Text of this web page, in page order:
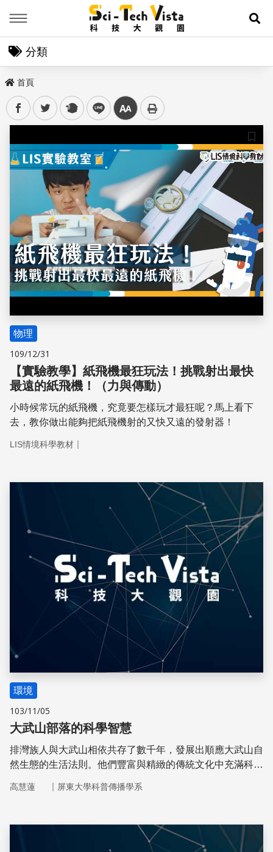
展
分類
首頁
facebooktwitter plurk line 中
儲存
物理
109/12/31
【實驗教學】紙飛機最狂玩法！挑戰射出最快
最遠的紙飛機！（力與傳動）
小時候常玩的紙飛機，究竟要怎樣玩才最狂呢？馬上看下
去，教你做出能夠把紙飛機射的又快又遠的發射器！
LIS情境科學教材 ｜
儲存
環境
103/11/05
大武山部落的科學智慧
排灣族人與大武山相依共存了數千年，發展出順應大武山自
然生態的生活法則。他們豐富與精緻的傳統文化中充滿科學
高慧蓮 ｜ 屏東大學科普傳播學系
儲存